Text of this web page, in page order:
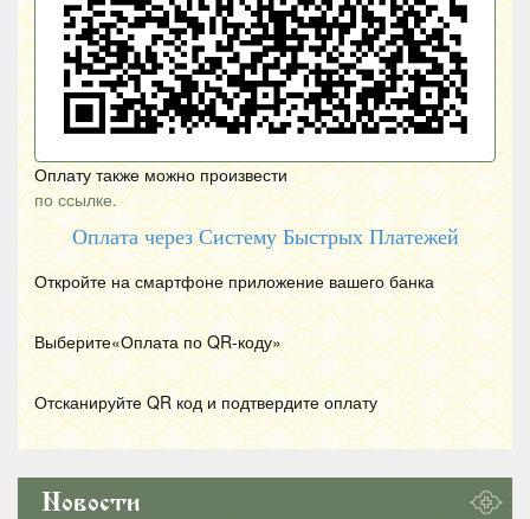
Оплату также можно произвести
по ссылке.
Оплата через Систему Быстрых Платежей
Откройте на смартфоне приложение вашего банка
Выберите«Оплата по QR-коду»
Отсканируйте QR код и подтвердите оплату
Новости